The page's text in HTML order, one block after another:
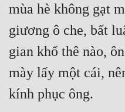
mùa hè không gạt
giương ô che, bất
gian khổ thê nào,
mày lấy một cái,